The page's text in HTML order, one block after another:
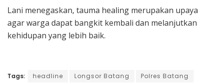
Lani menegaskan, tauma healing merupakan upaya
agar warga dapat bangkit kembali dan melanjutkan
kehidupan yang lebih baik.
Tags: headline Longsor Batang
Polres Batang